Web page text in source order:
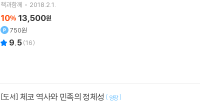
책과함께
2018.2.1.
10% 13,500원
750원
9.5(16)
[도서] 체코 역사와 민족의 정체성 [ 양장]